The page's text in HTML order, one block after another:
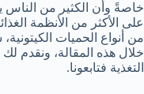
خاصةً وأن الكثير من الناس
على الأكثر من الأنظمة
من أنواع الحميات
خلال هذه المقالة، ونقدم
التغذية فتابعونا.